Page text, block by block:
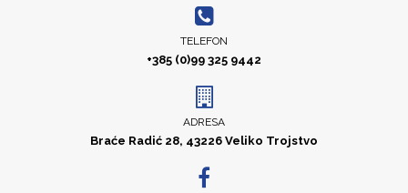
TELEFON
+385 (0)99 325 9442
ADRESA
Braće Radić 28, 43226 Veliko Trojstvo